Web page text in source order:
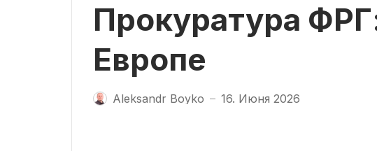
Прокуратура
Европе
Aleksandr Boyko — 16. Июня 2026